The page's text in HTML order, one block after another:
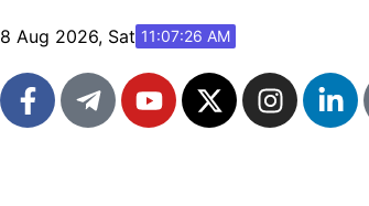
8 Aug 2026, Sat 11:07:27 AM